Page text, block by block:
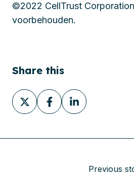
©2022 CellTrust
voorbehouden.
Share this
Share
on
Share
on
Share
on
Previous